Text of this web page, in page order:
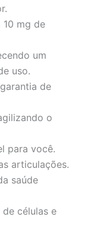
10 mg de
um
uso.
de
o
para você.
articulações.
saúde
células e